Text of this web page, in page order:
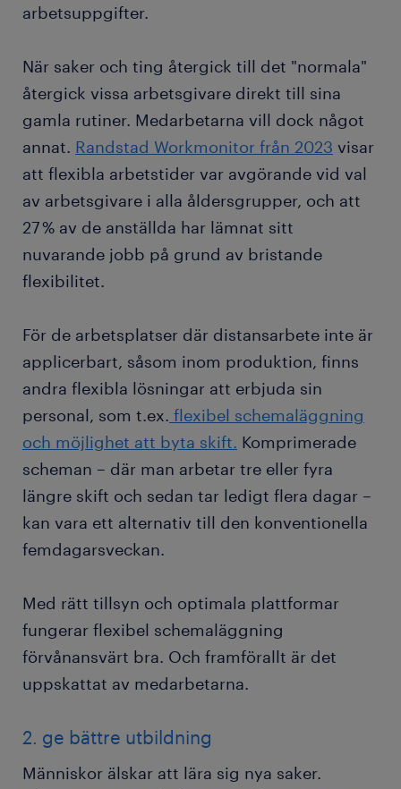
arbetsuppgifter.
När saker och ting återgick till det "normala"
återgick vissa arbetsgivare direkt till sina
gamla rutiner. Medarbetarna vill dock något
annat. Randstad Workmonitor från 2023 visar
att flexibla arbetstider var avgörande vid val
av arbetsgivare i alla åldersgrupper, och att
27 % av de anställda har lämnat sitt
nuvarande jobb på grund av bristande
flexibilitet.
För de arbetsplatser där distansarbete inte är
applicerbart, såsom inom produktion, finns
andra flexibla lösningar att erbjuda sin
personal, som t.ex. flexibel schemaläggning
och möjlighet att byta skift. Komprimerade
scheman – där man arbetar tre eller fyra
längre skift och sedan tar ledigt flera dagar –
kan vara ett alternativ till den konventionella
femdagarsveckan.
Med rätt tillsyn och optimala plattformar
fungerar flexibel schemaläggning
förvånansvärt bra. Och framförallt är det
uppskattat av medarbetarna.
2. ge bättre utbildning
Människor älskar att lära sig nya saker.